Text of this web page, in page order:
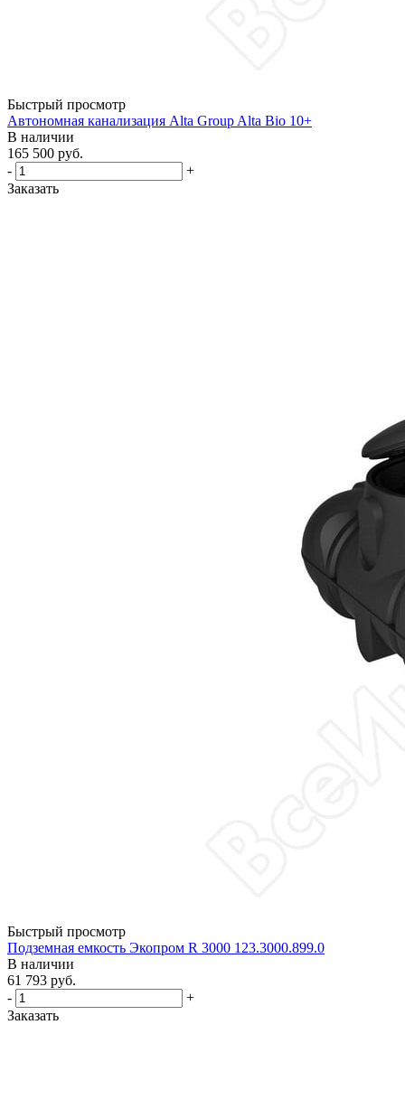
Быстрый просмотр
Автономная канализация Alta Group Alta Bio 10+
В наличии
165 500 руб.
-
+
Заказать
Быстрый просмотр
Подземная емкость Экопром R 3000 123.3000.899.0
В наличии
61 793 руб.
-
+
Заказать